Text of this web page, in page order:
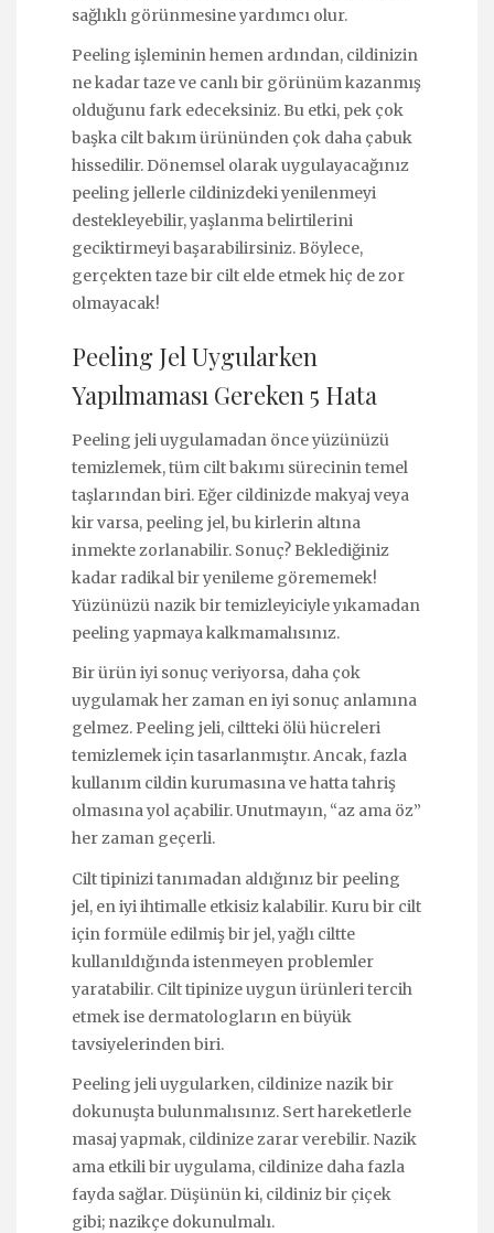
sağlıklı görünmesine yardımcı olur.
Peeling işleminin hemen ardından, cildinizin
ne kadar taze ve canlı bir görünüm kazanmış
olduğunu fark edeceksiniz. Bu etki, pek çok
başka cilt bakım ürününden çok daha çabuk
hissedilir. Dönemsel olarak uygulayacağınız
peeling jellerle cildinizdeki yenilenmeyi
destekleyebilir, yaşlanma belirtilerini
geciktirmeyi başarabilirsiniz. Böylece,
gerçekten taze bir cilt elde etmek hiç de zor
olmayacak!
Peeling Jel Uygularken
Yapılmaması Gereken 5 Hata
Peeling jeli uygulamadan önce yüzünüzü
temizlemek, tüm cilt bakımı sürecinin temel
taşlarından biri. Eğer cildinizde makyaj veya
kir varsa, peeling jel, bu kirlerin altına
inmekte zorlanabilir. Sonuç? Beklediğiniz
kadar radikal bir yenileme görememek!
Yüzünüzü nazik bir temizleyiciyle yıkamadan
peeling yapmaya kalkmamalısınız.
Bir ürün iyi sonuç veriyorsa, daha çok
uygulamak her zaman en iyi sonuç anlamına
gelmez. Peeling jeli, ciltteki ölü hücreleri
temizlemek için tasarlanmıştır. Ancak, fazla
kullanım cildin kurumasına ve hatta tahriş
olmasına yol açabilir. Unutmayın, “az ama öz”
her zaman geçerli.
Cilt tipinizi tanımadan aldığınız bir peeling
jel, en iyi ihtimalle etkisiz kalabilir. Kuru bir cilt
için formüle edilmiş bir jel, yağlı ciltte
kullanıldığında istenmeyen problemler
yaratabilir. Cilt tipinize uygun ürünleri tercih
etmek ise dermatologların en büyük
tavsiyelerinden biri.
Peeling jeli uygularken, cildinize nazik bir
dokunuşta bulunmalısınız. Sert hareketlerle
masaj yapmak, cildinize zarar verebilir. Nazik
ama etkili bir uygulama, cildinize daha fazla
fayda sağlar. Düşünün ki, cildiniz bir çiçek
gibi; nazikçe dokunulmalı.